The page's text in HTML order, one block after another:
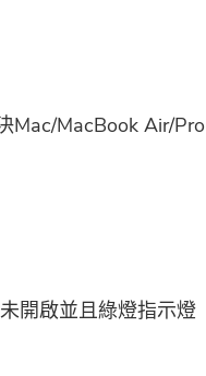
Mac/MacBook Air/Pro
開啟並且綠燈指示燈